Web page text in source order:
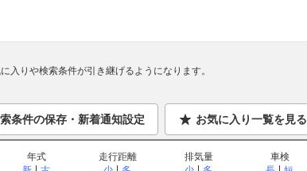
りや検索条件が引き継げるようになります。
条件の保存・新着通知設定 お気に入り一覧を見る
年式
走行距離
排気量
車検